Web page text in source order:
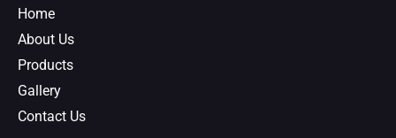
o
k
Home
About Us
Products
Gallery
Contact Us